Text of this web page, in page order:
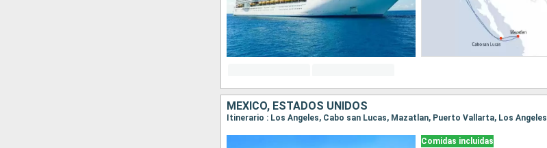
MÉXICO, ESTADOS UNIDOS
Itinerario : Los Angeles, Cabo san Lucas, Mazatlan, Puerto Vallarta, Los Angeles
Comidas incluidas